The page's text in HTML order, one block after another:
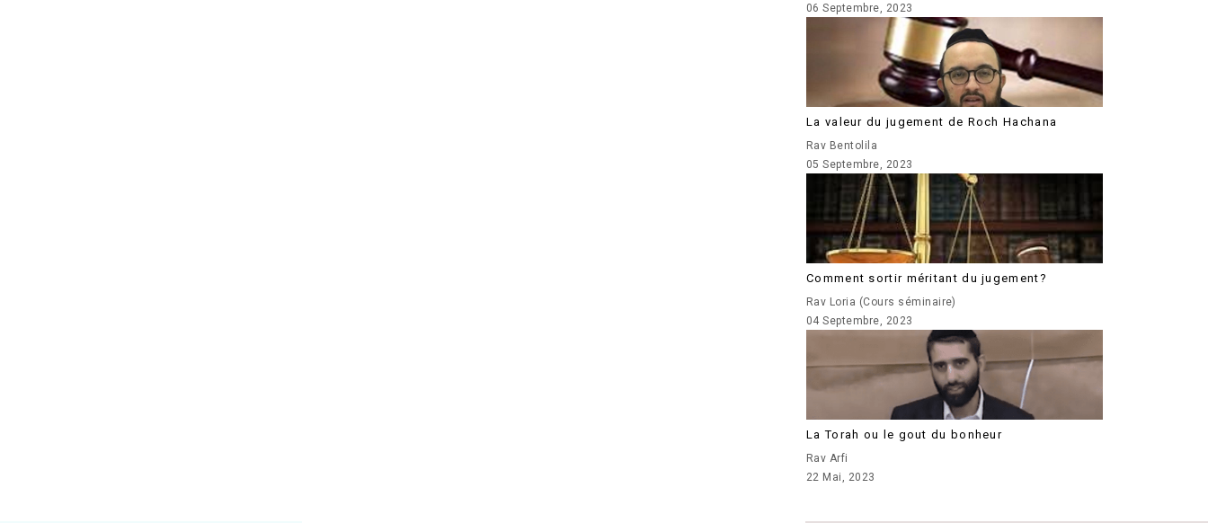
06 Septembre, 2023
La valeur du jugement de Roch Hachana
Rav Bentolila
05 Septembre, 2023
Comment sortir méritant du jugement?
Rav Loria (Cours séminaire)
04 Septembre, 2023
La Torah ou le gout du bonheur
Rav Arfi
22 Mai, 2023